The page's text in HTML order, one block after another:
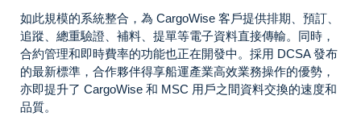
如此規模的系統整合，為 CargoWise 客戶提供排期、預訂、
追蹤、總重驗證、補料、提單等電子資料直接傳輸。同時，
合約管理和即時費率的功能也正在開發中。採用 DCSA 發布
的最新標準，合作夥伴得享船運產業高效業務操作的優勢，
亦即提升了 CargoWise 和 MSC 用戶之間資料交換的速度和
品質。